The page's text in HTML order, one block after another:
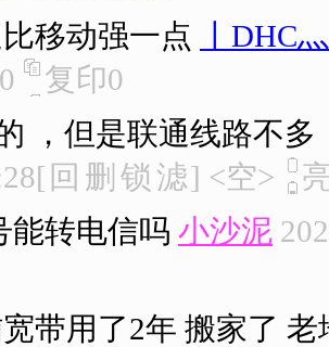
移动强一点
丨DHC
0 复印0
，但是联通线路不
[ 回 删 锁 滤] <空>
能转电信吗 小沙泥
带用了2年 搬家了